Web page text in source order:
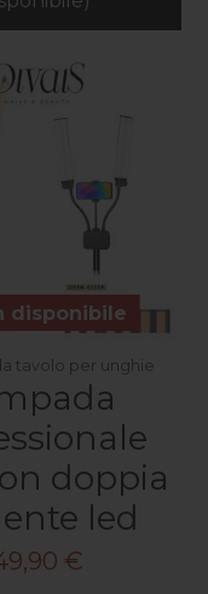
disponibile
tavolo per unghie
doppia
led
€